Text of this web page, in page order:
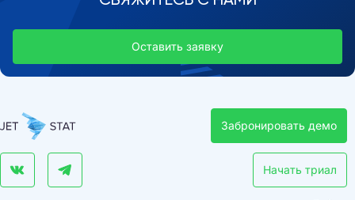
Оставить заявку
Забронировать демо
Начать триал